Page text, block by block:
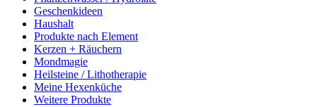
Geschenkideen
Haushalt
Produkte nach Element
Kerzen + Räuchern
Mondmagie
Heilsteine / Lithotherapie
Meine Hexenküche
Weitere Produkte